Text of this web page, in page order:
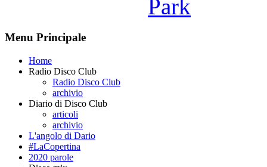
Park
Menu Principale
Home
Radio Disco Club
Radio Disco Club
archivio
Diario di Disco Club
articoli
archivio
L'angolo di Dario
#LaCopertina
2020 parole